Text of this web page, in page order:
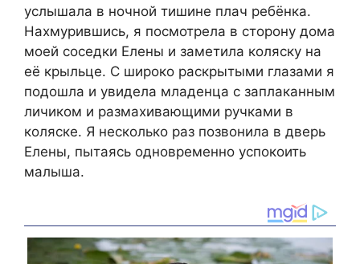
услышала в ночной тишине плач ребёнка.
Нахмурившись, я посмотрела в сторону дома
моей соседки Елены и заметила коляску на
её крыльце. С широко раскрытыми глазами я
подошла и увидела младенца с заплаканным
личиком и размахивающими ручками в
коляске. Я несколько раз позвонила в дверь
Елены, пытаясь одновременно успокоить
малыша.